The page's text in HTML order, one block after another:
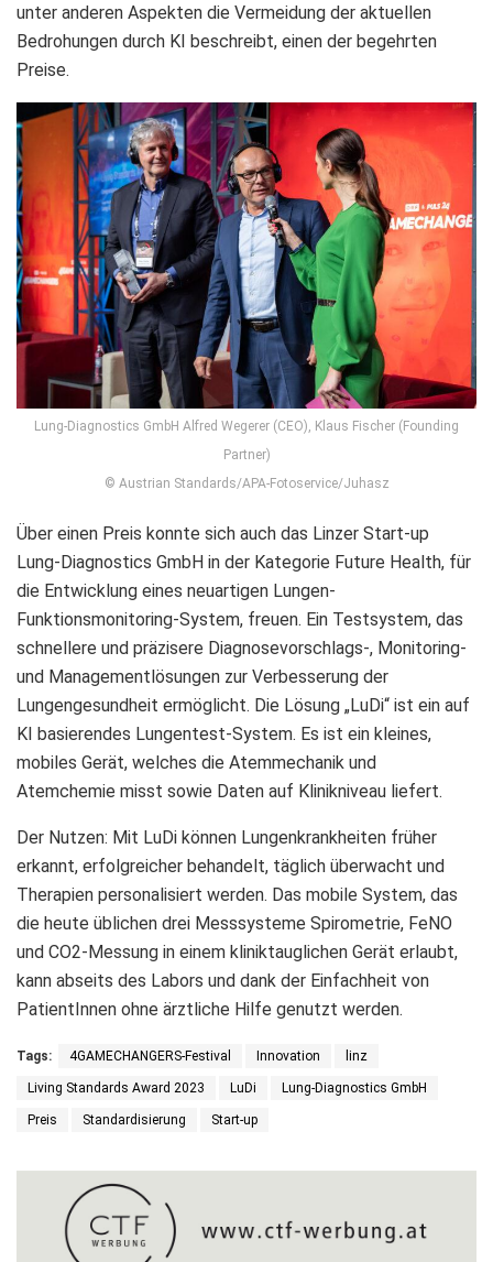
unter anderen Aspekten die Vermeidung der aktuellen
Bedrohungen durch KI beschreibt, einen der begehrten
Preise.
Lung-Diagnostics GmbH Alfred Wegerer (CEO), Klaus Fischer (Founding
Partner)
© Austrian Standards/APA-Fotoservice/Juhasz
Über einen Preis konnte sich auch das Linzer Start-up
Lung-Diagnostics GmbH in der Kategorie Future Health, für
die Entwicklung eines neuartigen Lungen-
Funktionsmonitoring-System, freuen. Ein Testsystem, das
schnellere und präzisere Diagnosevorschlags-, Monitoring-
und Managementlösungen zur Verbesserung der
Lungengesundheit ermöglicht. Die Lösung „LuDi“ ist ein auf
KI basierendes Lungentest-System. Es ist ein kleines,
mobiles Gerät, welches die Atemmechanik und
Atemchemie misst sowie Daten auf Klinikniveau liefert.
Der Nutzen: Mit LuDi können Lungenkrankheiten früher
erkannt, erfolgreicher behandelt, täglich überwacht und
Therapien personalisiert werden. Das mobile System, das
die heute üblichen drei Messsysteme Spirometrie, FeNO
und CO2-Messung in einem kliniktauglichen Gerät erlaubt,
kann abseits des Labors und dank der Einfachheit von
PatientInnen ohne ärztliche Hilfe genutzt werden.
Tags: 4GAMECHANGERS-Festival Innovation linz
Living Standards Award 2023 LuDi Lung-Diagnostics GmbH
Preis Standardisierung Start-up